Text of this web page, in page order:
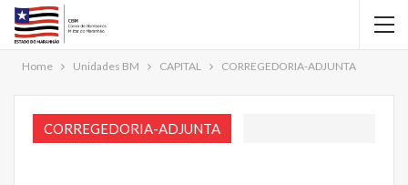
Home Unidades BM CAPITAL CORREGEDORIA-ADJUNTA
CORREGEDORIA-ADJUNTA